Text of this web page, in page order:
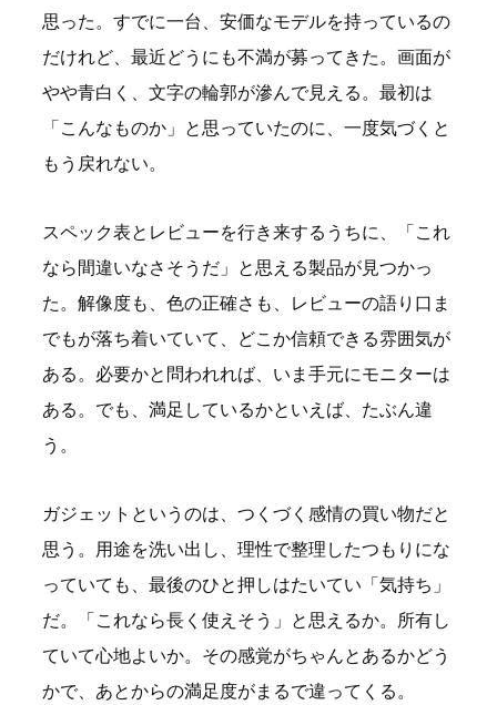
思った。すでに一台、安価なモデルを持っているの
だけれど、最近どうにも不満が募ってきた。画面が
やや青白く、文字の輪郭が滲んで見える。最初は
「こんなものか」と思っていたのに、一度気づくと
もう戻れない。
スペック表とレビューを行き来するうちに、「これ
なら間違いなさそうだ」と思える製品が見つかっ
た。解像度も、色の正確さも、レビューの語り口ま
でもが落ち着いていて、どこか信頼できる雰囲気が
ある。必要かと問われれば、いま手元にモニターは
ある。でも、満足しているかといえば、たぶん違
う。
ガジェットというのは、つくづく感情の買い物だと
思う。用途を洗い出し、理性で整理したつもりにな
っていても、最後のひと押しはたいてい「気持ち」
だ。「これなら長く使えそう」と思えるか。所有し
ていて心地よいか。その感覚がちゃんとあるかどう
かで、あとからの満足度がまるで違ってくる。